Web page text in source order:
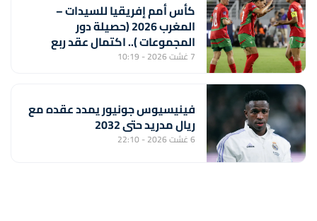
كأس أمم إفريقيا للسيدات –
المغرب 2026 (حصيلة دور
المجموعات ).. اكتمال عقد ربع
النهائي ولبؤات الأطلس أمام جنوب
7 غشت 2026 - 10:19
فينيسيوس جونيور يمدد عقده مع
ريال مدريد حتى 2032
6 غشت 2026 - 22:10